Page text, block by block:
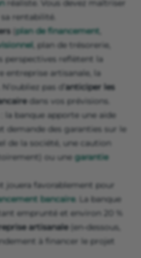
réaliste. Vous devez maîtriser
rentabilité.
(plan de financement
, plan de trésorerie,
perspectives reflètent la
entreprise artisanale, la
pas d’ anticiper les
dans vos prévisions.
la banque apporte une aide
demande des garanties sur le
de la société, une caution
ou une garantie
jouera favorablement pour
bancaire. La banque
emprunté et environ 20 %
artisanale(en-dessous,
à financer le projet